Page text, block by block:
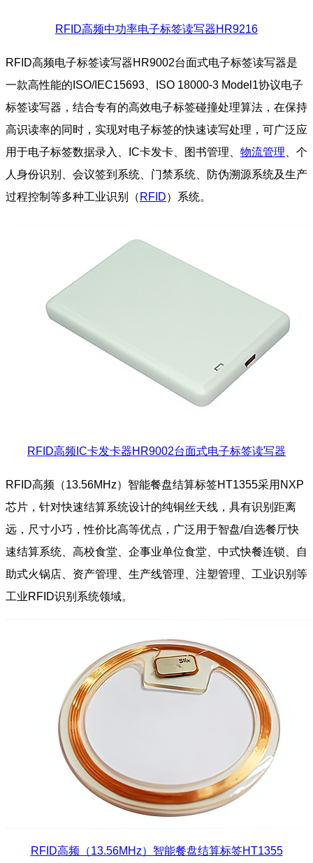
RFID高频中功率电子标签读写器HR9216
RFID高频电子标签读写器HR9002台面式电子标签读写器是
一款高性能的ISO/IEC15693、ISO 18000-3 Model1协议电子
标签读写器，结合专有的高效电子标签碰撞处理算法，在保持
高识读率的同时，实现对电子标签的快速读写处理，可广泛应
用于电子标签数据录入、IC卡发卡、图书管理、 物流管理 、个
人身份识别、会议签到系统、门禁系统、防伪溯源系统及生产
过程控制等多种工业识别（ RFID）系统。
RFID高频IC卡发卡器HR9002台面式电子标签读写器
RFID高频（13.56MHz）智能餐盘结算标签HT1355采用NXP
芯片，针对快速结算系统设计的纯铜丝天线，具有识别距离
远，尺寸小巧，性价比高等优点，广泛用于智盘/自选餐厅快
速结算系统、高校食堂、企事业单位食堂、中式快餐连锁、自
助式火锅店、资产管理、生产线管理、注塑管理、工业识别等
工业RFID识别系统领域。
RFID高频（13.56MHz）智能餐盘结算标签HT1355